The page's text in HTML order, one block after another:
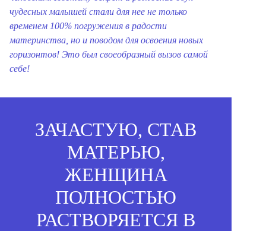
чудесных малышей стали для нее не только
временем 100% погружения в радости
материнства, но и поводом для освоения новых
горизонтов! Это был своеобразный вызов самой
себе!
ЗАЧАСТУЮ, СТАВ
МАТЕРЬЮ,
ЖЕНЩИНА
ПОЛНОСТЬЮ
РАСТВОРЯЕТСЯ В